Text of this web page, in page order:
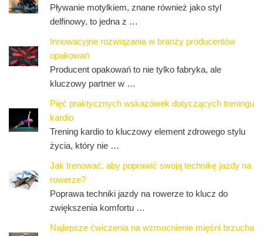
Pływanie motylkiem, znane również jako styl
delfinowy, to jedna z …
Innowacyjne rozwiązania w branży producentów
opakowań
Producent opakowań to nie tylko fabryka, ale
kluczowy partner w …
Pięć praktycznych wskazówek dotyczących treningu
kardio
Trening kardio to kluczowy element zdrowego stylu
życia, który nie …
Jak trenować, aby poprawić swoją technikę jazdy na
rowerze?
Poprawa techniki jazdy na rowerze to klucz do
zwiększenia komfortu …
Najlepsze ćwiczenia na wzmocnienie mięśni brzucha